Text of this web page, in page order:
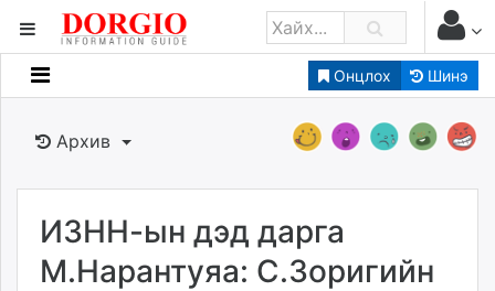
Онцлох Шинэ
Мэдээллийн
Банк санхүү
Бизнес ААН
Төрийн
Архив
ИЗНН-ын дэд дарга
М.Нарантуяа: С.Зоригийн